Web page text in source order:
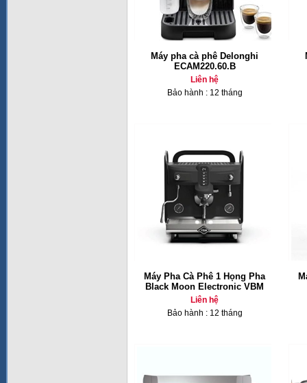
Máy pha cà phê Delonghi
ECAM220.60.B
Liên hệ
Bảo hành : 12 tháng
Máy Pha Cà Phê 1 Họng Pha
Black Moon Electronic VBM
Liên hệ
Bảo hành : 12 tháng